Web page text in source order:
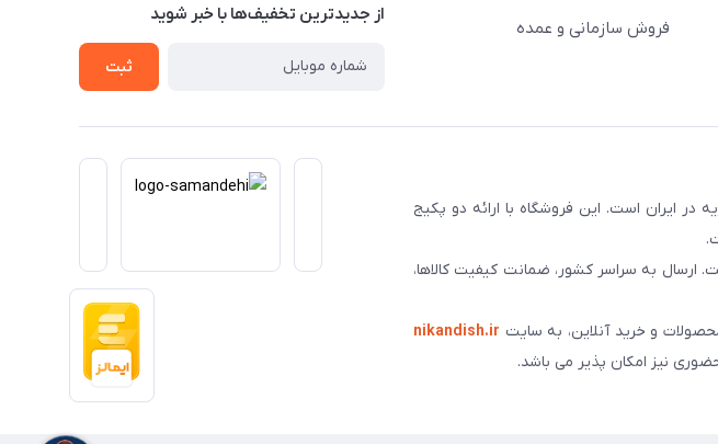
فروش سازمانی و عمده
از جدید‌ترین تخفیف‌ها با‌ خبر شوید
ثبت
مراکز خرید جهیزیه در ایران است. این فروشگاه با ارائه دو پکیج
ارسال به سراسر کشور، ضمانت کیفیت کالاها،
و خرید آنلاین، به سایت nikandish.ir
نیز امکان پذیر می باشد.